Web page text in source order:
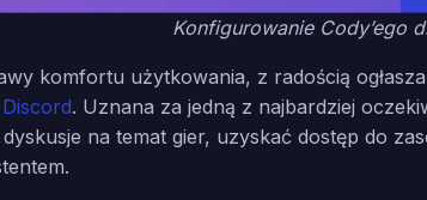
Konfigurowanie Cody’ego
komfortu użytkowania, z radością
. Uznana za jedną z najbardziej
na temat gier, uzyskać dostęp do